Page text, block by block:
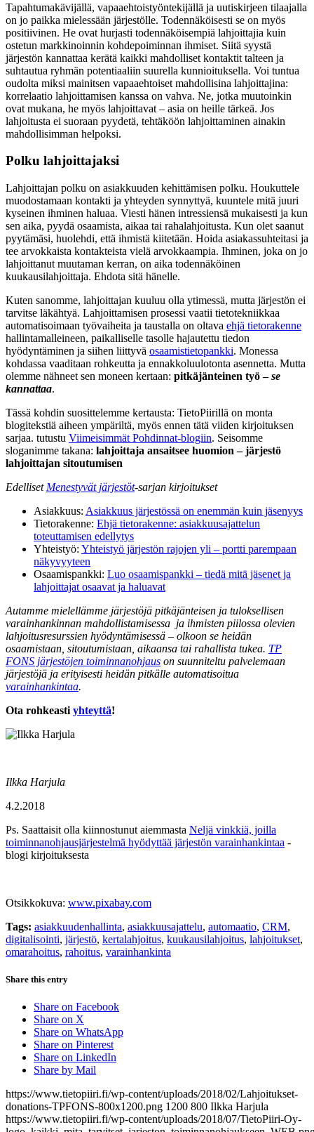
Tapahtumakävijällä, vapaaehtoistyöntekijällä ja uutiskirjeen tilaajalla
on jo paikka mielessään järjestölle. Todennäköisesti se on myös
positiivinen. He ovat hurjasti todennäköisempiä lahjoittajia kuin
ostetun markkinoinnin kohdepoiminnan ihmiset. Siitä syystä
järjestön kannattaa kerätä kaikki mahdolliset kontaktit talteen ja
suhtautua ryhmän potentiaaliin suurella kunnioituksella. Voi tuntua
oudolta miksi mainitsen vapaaehtoiset mahdollisina lahjoittajina:
korrelaatio lahjoittamisen kanssa on vahva. Ne, jotka muutoinkin
ovat mukana, he myös lahjoittavat – asia on heille tärkeä. Jos
lahjoitusta ei suoraan pyydetä, tehtäköön lahjoittaminen ainakin
mahdollisimman helpoksi.
Polku lahjoittajaksi
Lahjoittajan polku on asiakkuuden kehittämisen polku. Houkuttele
muodostamaan kontakti ja yhteyden synnyttyä, kuuntele mitä juuri
kyseinen ihminen haluaa. Viesti hänen intressiensä mukaisesti ja kun
sen aika, pyydä osaamista, aikaa tai rahalahjoitusta. Kun olet saanut
pyytämäsi, huolehdi, että ihmistä kiitetään. Hoida asiakassuhteitasi ja
tee arvokkaista kontakteista vielä arvokkaampia. Ihminen, joka on jo
lahjoittanut muutaman kerran, on aika todennäköinen
kuukausilahjoittaja. Ehdota sitä hänelle.
Kuten sanomme, lahjoittajan kuuluu olla ytimessä, mutta järjestön ei
tarvitse läkähtyä. Lahjoittamisen prosessi vaatii tietotekniikkaa
automatisoimaan työvaiheita ja taustalla on oltava ehjä tietorakenne
hallintamalleineen, paikalliselle tasolle hajautettu tiedon
hyödyntäminen ja siihen liittyvä osaamistietopankki. Monessa
kohdassa vaaditaan rohkeutta ja ennakkoluulotonta asennetta. Mutta
olemme nähneet sen moneen kertaan: pitkäjänteinen työ – se
kannattaa.
Tässä kohdin suosittelemme kertausta: TietoPiirillä on monta
blogitekstiä aiheen ympäriltä, myös ennen tätä viiden kirjoituksen
sarjaa. tutustu Viimeisimmät Pohdinnat-blogiin. Seisomme
sloganimme takana: lahjoittaja ansaitsee huomion – järjestö
lahjoittajan sitoutumisen
Edelliset Menestyvät järjestöt-sarjan kirjoitukset
Asiakkuus: Asiakkuus järjestössä on enemmän kuin jäsenyys
Tietorakenne: Ehjä tietorakenne: asiakkuusajattelun
toteuttamisen edellytys
Yhteistyö: Yhteistyö järjestön rajojen yli – portti parempaan
näkyvyyteen
Osaamispankki: Luo osaamispankki – tiedä mitä jäsenet ja
lahjoittajat osaavat ja haluavat
Autamme mielellämme järjestöjä pitkäjänteisen ja tuloksellisen
varainhankinnan mahdollistamisessa ja ihmisten piilossa olevien
lahjoitusresurssien hyödyntämisessä – olkoon se heidän
osaamistaan, sitoutumistaan, aikaansa tai rahallista tukea. TP
FONS järjestöjen toiminnanohjaus on suunniteltu palvelemaan
järjestöjä ja erityisesti heidän pitkälle automatisoitua
varainhankintaa.
Ota rohkeasti yhteyttä!
Ilkka Harjula
4.2.2018
Ps. Saattaisit olla kiinnostunut aiemmasta Neljä vinkkiä, joilla
toiminnanohjausjärjestelmä hyödyttää järjestön varainhankintaa -
blogi kirjoituksesta
Otsikkokuva: www.pixabay.com
Tags: asiakkuudenhallinta, asiakkuusajattelu, automaatio, CRM,
digitalisointi, järjestö, kertalahjoitus, kuukausilahjoitus, lahjoitukset,
omarahoitus, rahoitus, varainhankinta
Share this entry
Share on Facebook
Share on X
Share on WhatsApp
Share on Pinterest
Share on LinkedIn
Share by Mail
https://www.tietopiiri.fi/wp-content/uploads/2018/02/Lahjoitukset-
donations-TPFONS-800x1200.png 1200 800 Ilkka Harjula
https://www.tietopiiri.fi/wp-content/uploads/2018/07/TietoPiiri-Oy-